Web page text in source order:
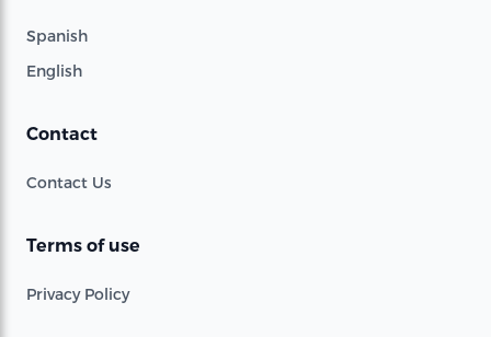
Spanish
English
Contact
Contact Us
Terms of use
Privacy Policy